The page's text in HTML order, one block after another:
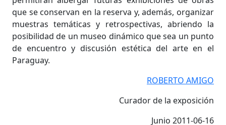
que se conservan en la reserva y, además, organizar
muestras temáticas y retrospectivas, abriendo la
posibilidad de un museo dinámico que sea un punto
de encuentro y discusión estética del arte en el
Paraguay.
ROBERTO AMIGO
Curador de la exposición
Junio 2011-06-16